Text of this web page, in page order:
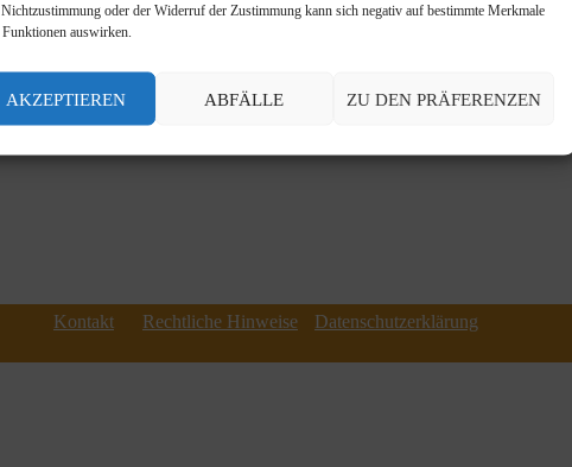
oder der Widerruf der Zustimmung kann sich negativ auf bestimmte Merkmale
auswirken.
AKZEPTIEREN ABFÄLLE ZU DEN PRÄFERENZEN
Herunterladen als pdf-Version
ESPAÑOL
Kontakt Rechtliche Hinweise Datenschutzerklärung